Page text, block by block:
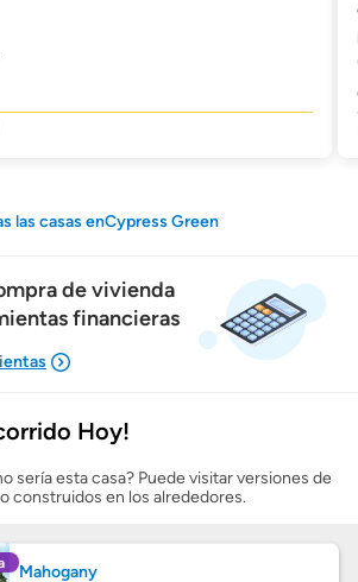
las casas enCypress Green
de vivienda
financieras
lo que puedo pagar
casa nueva vs. usada
mi puntaje de crédito
Hoy!
sería esta casa? Puede visitar versiones de
construidos en los alrededores.
Mahogany